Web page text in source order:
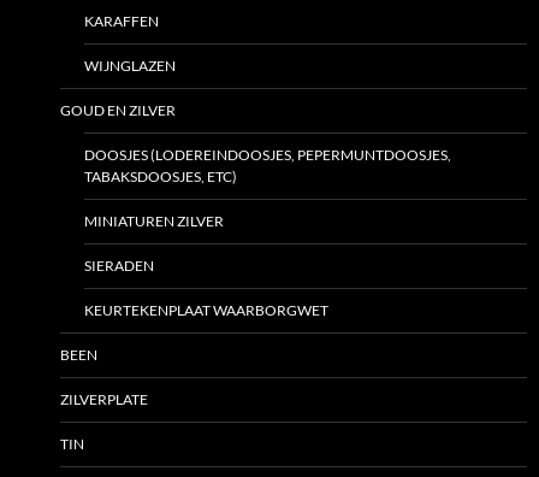
KARAFFEN
WIJNGLAZEN
GOUD EN ZILVER
DOOSJES (LODEREINDOOSJES, PEPERMUNTDOOSJES,
TABAKSDOOSJES, ETC)
MINIATUREN ZILVER
SIERADEN
KEURTEKENPLAAT WAARBORGWET
BEEN
ZILVERPLATE
TIN